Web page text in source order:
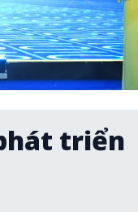
triển